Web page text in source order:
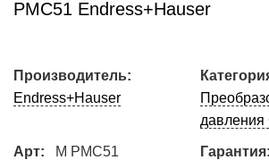
PMC51 Endress+Hauser
Производитель:
Endress+Hauser
давления
Арт: M PMC51 Гарантия: